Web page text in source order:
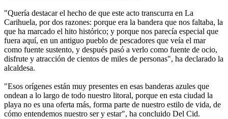
"Quería destacar el hecho de que este acto transcurra en La
Carihuela, por dos razones: porque era la bandera que nos faltaba, la
que ha marcado el hito histórico; y porque nos parecía especial que
fuera aquí, en un antiguo pueblo de pescadores que veía el mar
como fuente sustento, y después pasó a verlo como fuente de ocio,
disfrute y atracción de cientos de miles de personas", ha declarado la
alcaldesa.
"Esos orígenes están muy presentes en esas banderas azules que
ondean a lo largo de todo nuestro litoral, porque en esta ciudad la
playa no es una oferta más, forma parte de nuestro estilo de vida, de
cómo entendemos nuestro ser y estar", ha concluido Del Cid.